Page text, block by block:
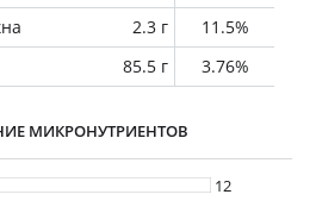
2.3 г
11.5%
85.5 г 3.76%
МИКРОНУТРИЕНТОВ
12